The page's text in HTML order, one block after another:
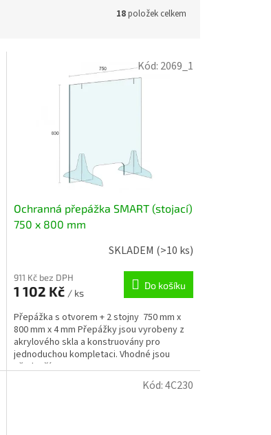
18položek celkem
Ochranná přepážka SMART (stojací)
750 x 800 mm
SKLADEM (>10 ks)
911 Kč bez DPH
1 102 Kč / ks
Do košíku
Přepážka s otvorem + 2 stojny 750 mm x
800 mm x 4 mm Přepážky jsou vyrobeny z
akrylového skla a konstruovány pro
jednoduchou kompletaci. Vhodné jsou
především pro...
Kód: 2069_1
Kód:4C230